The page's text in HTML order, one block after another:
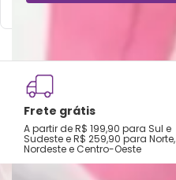
Frete grátis
A partir de R$ 199,90 para Sul e
Sudeste e R$ 259,90 para Norte,
Nordeste e Centro-Oeste